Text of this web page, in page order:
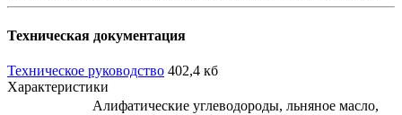
Техническая документация
Техническое руководство 402,4 кб
Характеристики
Алифатические углеводороды, льняное масло,